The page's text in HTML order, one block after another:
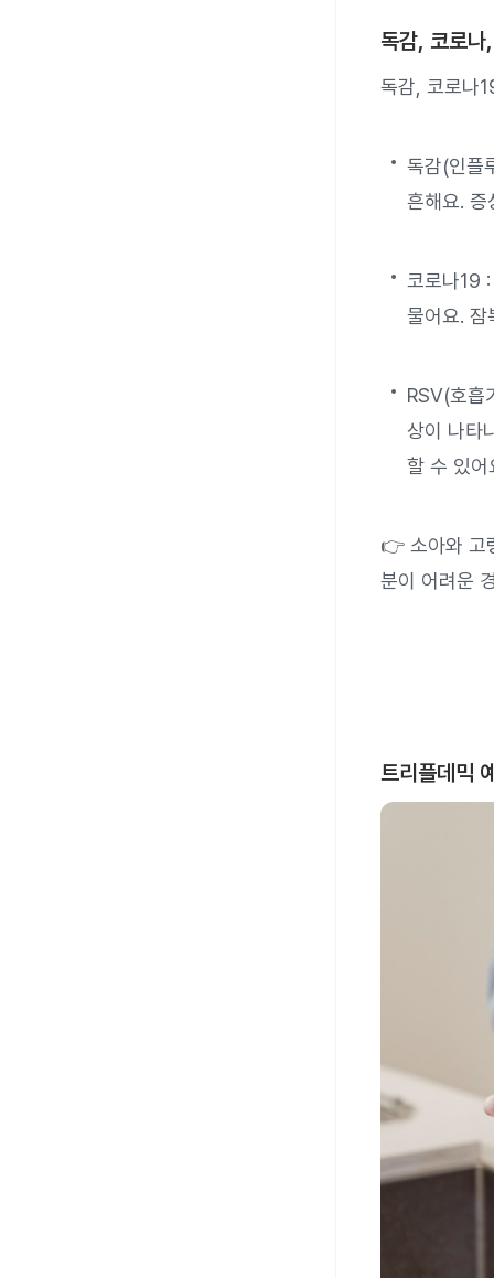
독감, 코로
독감, 코로나
독감(인플
흔해요. 증
코로나19
물어요.
RSV(호흡
상이 나타
할 수 있
👉 소아와 고
분이 어려운
트리플데믹